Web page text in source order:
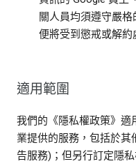
關人員均須遵守嚴
便將受到懲戒或解約
適用範圍
我們的《隱私權政策》適
業提供的服務，包括於
告服務)；但另行訂定隱